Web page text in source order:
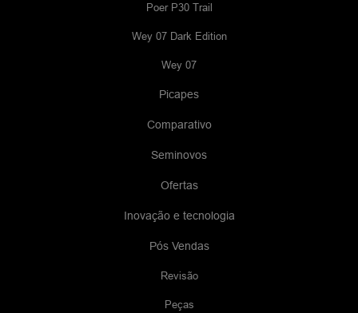
Poer P30 Trail
Wey 07 Dark Edition
Wey 07
Picapes
Comparativo
Seminovos
Ofertas
Inovação e tecnologia
Pós Vendas
Revisão
Peças